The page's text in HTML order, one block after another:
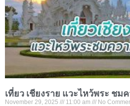
เที่ยว เชียงราย แวะไหว้พระ ชม
November 29, 2025 11:00 am No